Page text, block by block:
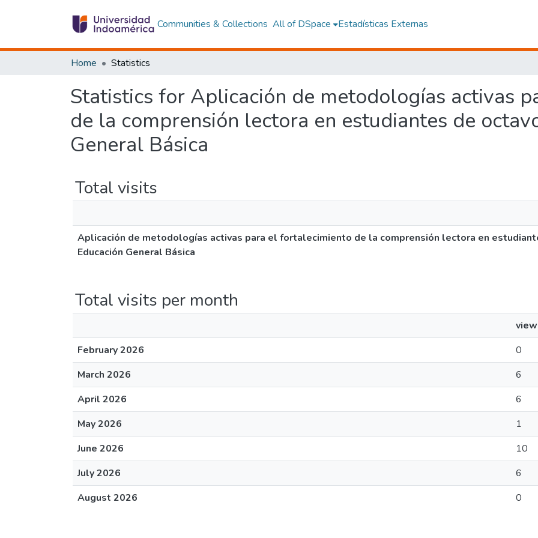
Communities & Collections All of DSpace Estadísticas Externas
Home Statistics
Statistics for Aplicación de metodologías activas
de la comprensión lectora en estudiantes de
General Básica
Total visits
Aplicación de metodologías activas para el fortalecimiento de la comprensión lectora en
Educación General Básica
Total visits per month
February 2026
0
March 2026
6
April 2026
6
May 2026
1
June 2026
10
July 2026
6
August 2026
0